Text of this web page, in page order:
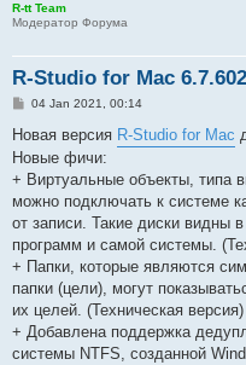
R-tt Team
Модератор Форума
R-Studio for Mac
P
s
04 Jan 2021, 00:14
Новая версия R-Studio for Mac
Новые фичи:
+ Виртуальные объекты, типа
можно подключать к системе
от записи. Такие диски видны
программ и самой системы.
+ Папки, которые являются
папки (цели), могут
их целей. (Техническая версия)
+ Добавлена поддержка
системы NTFS, созданной